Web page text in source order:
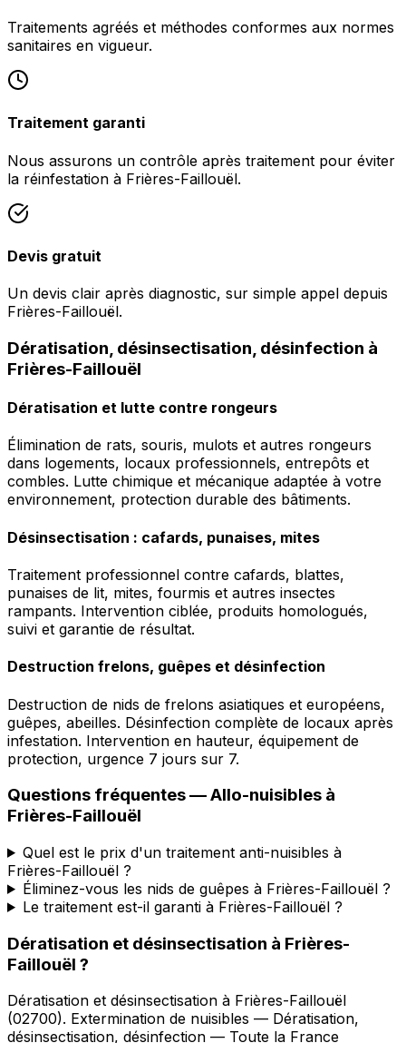
Traitements agréés et méthodes conformes aux normes
sanitaires en vigueur.
Traitement garanti
Nous assurons un contrôle après traitement pour éviter
la réinfestation à Frières-Faillouël.
Devis gratuit
Un devis clair après diagnostic, sur simple appel depuis
Frières-Faillouël.
Dératisation, désinsectisation, désinfection à
Frières-Faillouël
Dératisation et lutte contre rongeurs
Élimination de rats, souris, mulots et autres rongeurs
dans logements, locaux professionnels, entrepôts et
combles. Lutte chimique et mécanique adaptée à votre
environnement, protection durable des bâtiments.
Désinsectisation : cafards, punaises, mites
Traitement professionnel contre cafards, blattes,
punaises de lit, mites, fourmis et autres insectes
rampants. Intervention ciblée, produits homologués,
suivi et garantie de résultat.
Destruction frelons, guêpes et désinfection
Destruction de nids de frelons asiatiques et européens,
guêpes, abeilles. Désinfection complète de locaux après
infestation. Intervention en hauteur, équipement de
protection, urgence 7 jours sur 7.
Questions fréquentes —Allo-nuisibles à
Frières-Faillouël
Quel est le prix d'un traitement anti-nuisibles à
Frières-Faillouël ?
Éliminez-vous les nids de guêpes à Frières-Faillouël ?
Le traitement est-il garanti à Frières-Faillouël ?
Dératisation et désinsectisation à Frières-
Faillouël ?
Dératisation et désinsectisation à Frières-Faillouël
(02700). Extermination de nuisibles — Dératisation,
désinsectisation, désinfection — Toute la France